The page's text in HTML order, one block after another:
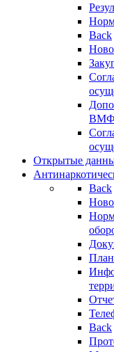
Back
Открытые
Back
Back